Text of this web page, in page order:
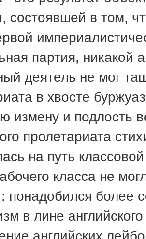
состоявшей в том,
партия, никакой
деятель не мог
в хвосте
измену и подлость
пролетариата
на путь
класса не
понадобился более
в лине
английских